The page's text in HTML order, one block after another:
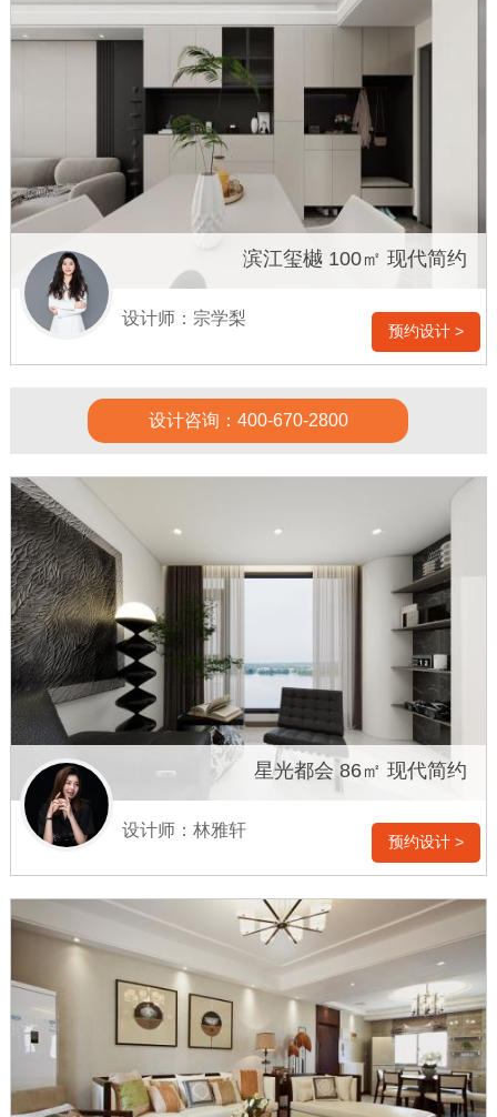
滨江玺樾 100㎡ 现代简约
设计师：宗学梨
预约设计 >
设计咨询：400-670-2800
星光都会 86㎡ 现代简约
设计师：林雅轩
预约设计 >